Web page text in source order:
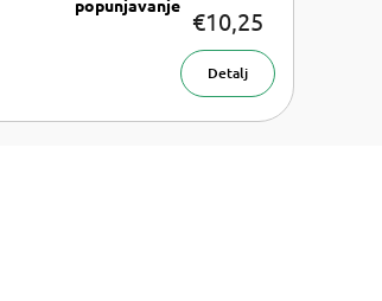
popunjavanje
€10,25
Detalj